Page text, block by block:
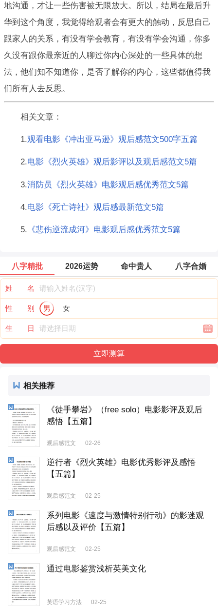
地沟通，才让一些伤害被无限放大。所以，结局在最后升
华到这个角度，我觉得给观者会有更大的触动，反思自己
跟家人的关系，有没有学会教育，有没有学会沟通，你多
久没有跟你最亲近的人聊过你内心深处的一些具体的想
法，他们知不知道你，是否了解你的内心，这些都值得我
们所有人去反思。
相关文章：
1.观看电影《冲出亚马逊》观后感范文500字五篇
2.电影《烈火英雄》观后影评以及观后感范文5篇
3.消防员《烈火英雄》电影观后感优秀范文5篇
4.电影《死亡诗社》观后感最新范文5篇
5. 《悲伤逆流成河》电影观后感优秀范文5篇
八字精批 2026运势 命中贵人 八字合婚
姓 名
性 别 男 女
生 日
相关推荐
《徒手攀岩》（free solo）电影影评及观后
感悟【五篇】
观后感范文 02-26
逆行者《烈火英雄》电影优秀影评及感悟
【五篇】
观后感范文 02-25
系列电影《速度与激情特别行动》的影迷观
后感以及评价【五篇】
观后感范文 02-25
通过电影鉴赏浅析英美文化
英语学习方法 02-25